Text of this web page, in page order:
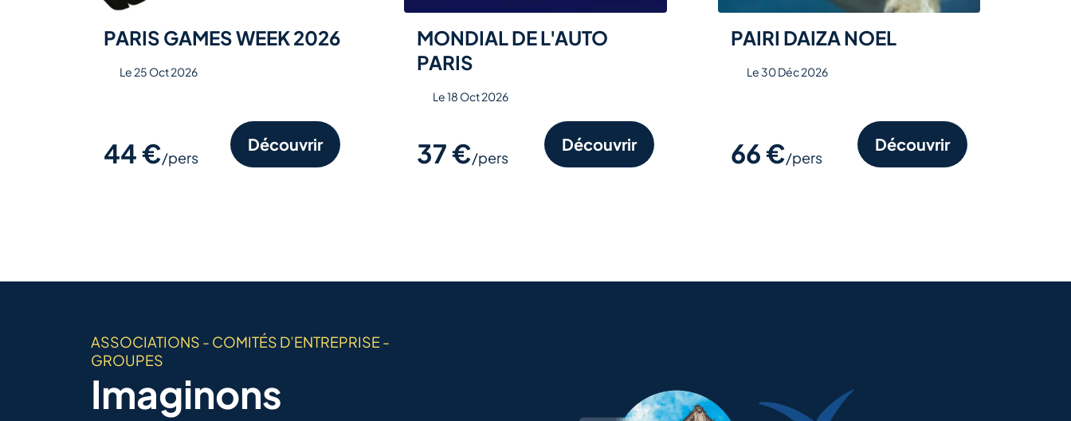
PARIS GAMES WEEK 2026
Le 25 Oct 2026
44 €/pers
Découvrir
MONDIAL DE L'AUTO
PARIS
Le 18 Oct 2026
37 €/pers
Découvrir
PAIRI DAIZA NOEL
Le 30 Déc 2026
66 €/pers
Découvrir
ASSOCIATIONS - COMITÉS D’ENTREPRISE -
GROUPES
Imaginons